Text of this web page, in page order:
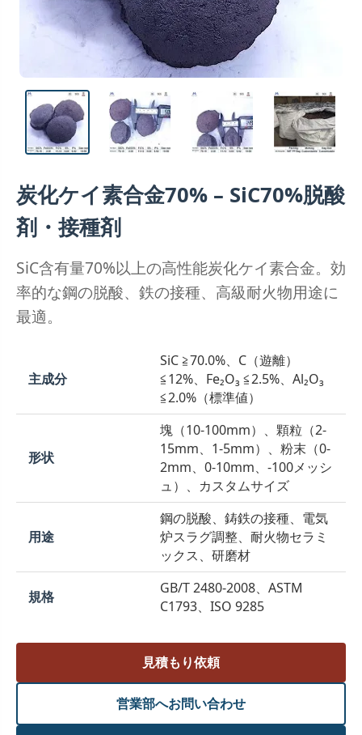
炭化ケイ素合金70% – SiC70%脱酸
剤・接種剤
SiC含有量70%以上の高性能炭化ケイ素合金。効
率的な鋼の脱酸、鉄の接種、高級耐火物用途に
最適。
主成分
SiC ≧70.0%、C（遊離）
≦12%、Fe₂O₃ ≦2.5%、Al₂O₃
≦2.0%（標準値）
形状
塊（10-100mm）、顆粒（2-
15mm、1-5mm）、粉末（0-
2mm、0-10mm、-100メッシ
ュ）、カスタムサイズ
用途
鋼の脱酸、鋳鉄の接種、電気
炉スラグ調整、耐火物セラミ
ックス、研磨材
規格
GB/T 2480-2008、ASTM
C1793、ISO 9285
見積もり依頼
営業部へお問い合わせ